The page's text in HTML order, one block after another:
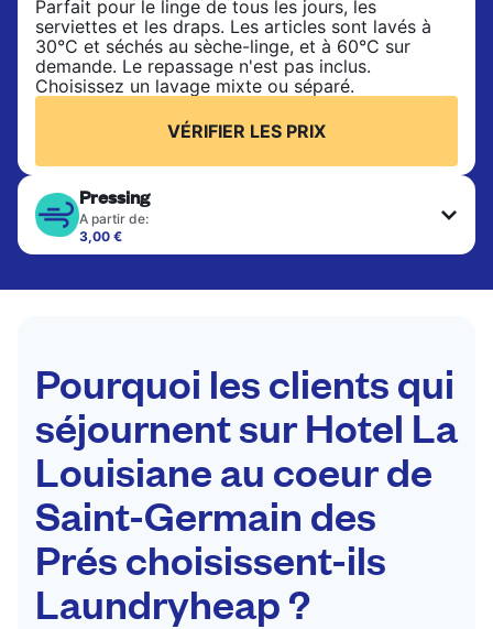
Parfait pour le linge de tous les jours, les
serviettes et les draps. Les articles sont lavés à
30°C et séchés au sèche-linge, et à 60°C sur
demande. Le repassage n'est pas inclus.
Choisissez un lavage mixte ou séparé.
VÉRIFIER LES PRIX
Pressing
A partir de:
3,00 €
Les articles délicats sont nettoyés à sec et finis
costumes, les robes, les manteaux et les tissus
VÉRIFIER LES PRIX
Pourquoi les clients qui
séjournent sur Hotel La
Louisiane au coeur de
Saint-Germain des
Prés choisissent-ils
Laundryheap ?